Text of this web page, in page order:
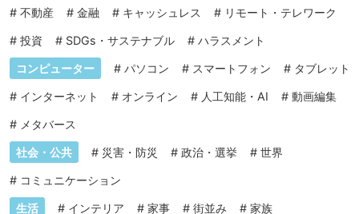
# 不動産 # 金融 # キャッシュレス # リモート・テレワーク
# 投資 # SDGs・サステナブル # ハラスメント
コンピューター # パソコン # スマートフォン # タブレット
# インターネット # オンライン # 人工知能・AI # 動画編集
# メタバース
社会・公共 # 災害・防災 # 政治・選挙 # 世界
# コミュニケーション
生活 # インテリア # 家事 # 街並み # 家族